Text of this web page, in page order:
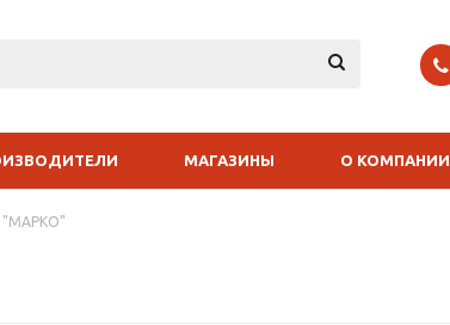
МАГАЗИНЫ О КОМПАНИИ
"МАРКО"